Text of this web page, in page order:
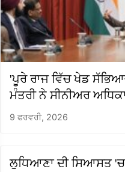
'ਪੂਰੇ ਰਾਜ ਵਿੱਚ ਖੇਡ
ਮੰਤਰੀ ਨੇ ਸੀਨੀਅਰ
9 ਫਰਵਰੀ, 2026
ਲੁਧਿਆਣਾ ਦੀ ਸਿਆਸਤ 'ਚ